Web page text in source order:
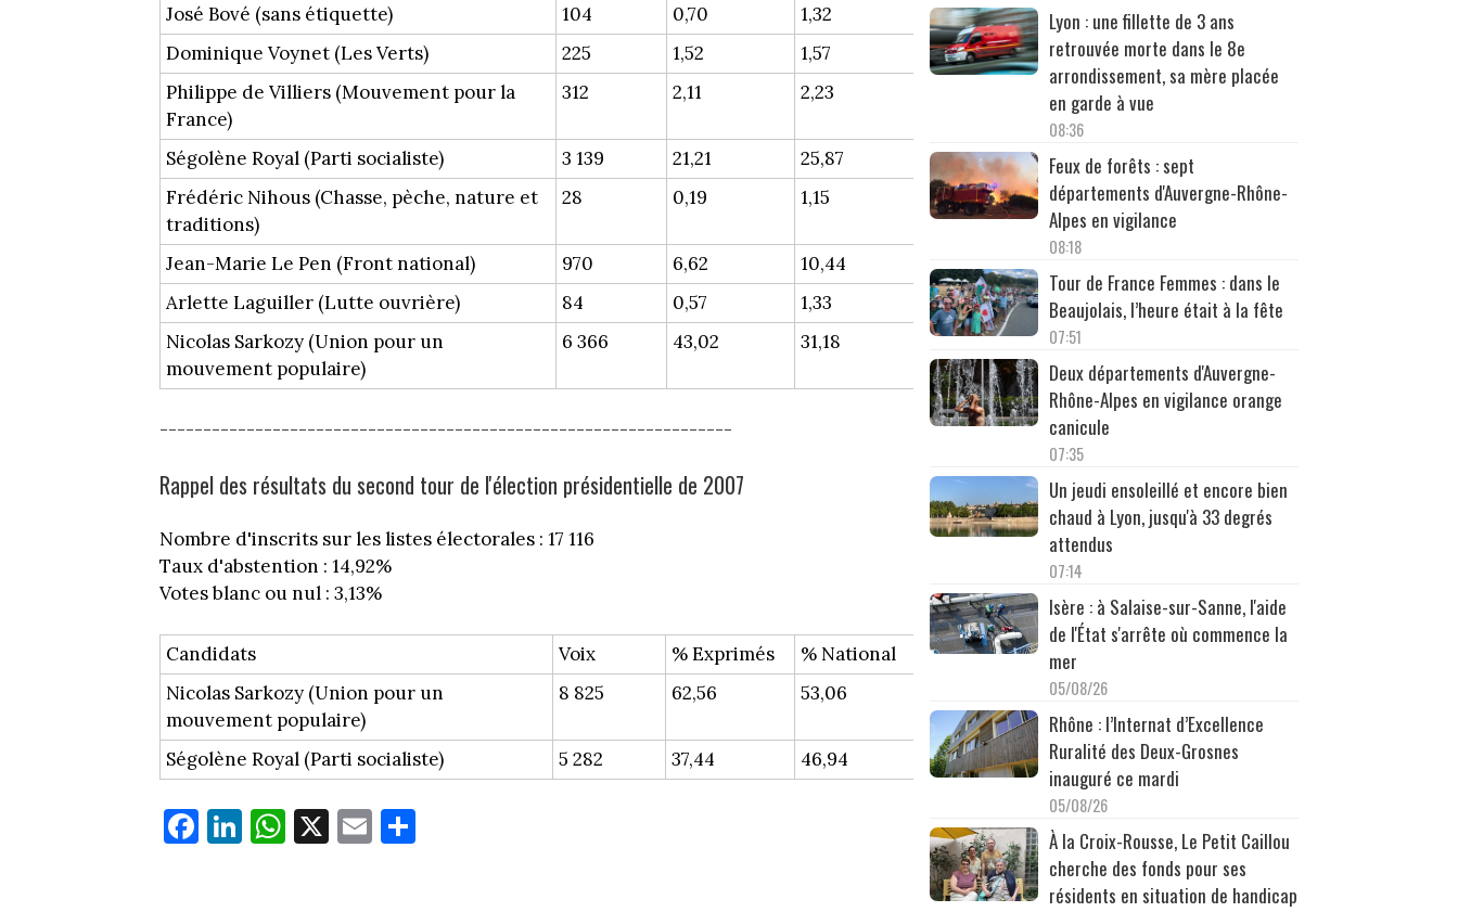
José Bové (sans étiquette) 104 0,70
1,32
Dominique Voynet (Les Verts)
225 1,52
1,57
Philippe de Villiers (Mouvement pour la
France)
312 2,11 2,23
Ségolène Royal (Parti socialiste) 3 139 21,21
25,87
Frédéric Nihous (Chasse, pèche, nature et
traditions)
28 0,19 1,15
Jean-Marie Le Pen (Front national) 970 6,62
10,44
Arlette Laguiller (Lutte ouvrière)
84 0,57
1,33
Nicolas Sarkozy (Union pour un
mouvement populaire)
6 366 43,02 31,18
------------------------------------------------------------------
Rappel des résultats du second tour de l'élection présidentielle de 2007
Nombre d'inscrits sur les listes électorales : 17 116
Taux d'abstention : 14,92%
Votes blanc ou nul : 3,13%
Candidats Voix % Exprimés
% National
Nicolas Sarkozy (Union pour un
mouvement populaire)
8 825 62,56 53,06
Ségolène Royal (Parti socialiste) 5 282 37,44 46,94
Fa
ce
Li
nk
W
ha
X E
m
Lyon : une fillette de 3 ans
retrouvée morte dans le 8e
arrondissement, sa mère placée
en garde à vue
08:36
Feux de forêts : sept
départements d'Auvergne-Rhône-
Alpes en vigilance
08:18
Tour de France Femmes : dans le
Beaujolais, l’heure était à la fête
07:51
Deux départements d'Auvergne-
Rhône-Alpes en vigilance orange
canicule
07:35
Un jeudi ensoleillé et encore bien
chaud à Lyon, jusqu'à 33 degrés
attendus
07:14
Isère : à Salaise-sur-Sanne, l'aide
de l'État s'arrête où commence la
mer
05/08/26
Rhône : l’Internat d’Excellence
Ruralité des Deux-Grosnes
inauguré ce mardi
05/08/26
À la Croix-Rousse, Le Petit Caillou
cherche des fonds pour ses
résidents en situation de handicap